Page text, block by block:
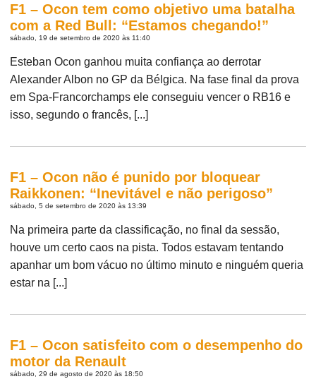
F1 – Ocon tem como objetivo uma batalha
com a Red Bull: “Estamos chegando!”
sábado, 19 de setembro de 2020 às 11:40
Esteban Ocon ganhou muita confiança ao derrotar
Alexander Albon no GP da Bélgica. Na fase final da prova
em Spa-Francorchamps ele conseguiu vencer o RB16 e
isso, segundo o francês, [...]
F1 – Ocon não é punido por bloquear
Raikkonen: “Inevitável e não perigoso”
sábado, 5 de setembro de 2020 às 13:39
Na primeira parte da classificação, no final da sessão,
houve um certo caos na pista. Todos estavam tentando
apanhar um bom vácuo no último minuto e ninguém queria
estar na [...]
F1 – Ocon satisfeito com o desempenho do
motor da Renault
sábado, 29 de agosto de 2020 às 18:50